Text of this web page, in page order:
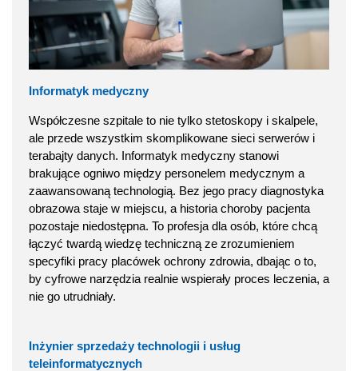
Informatyk medyczny
Współczesne szpitale to nie tylko stetoskopy i skalpele,
ale przede wszystkim skomplikowane sieci serwerów i
terabajty danych. Informatyk medyczny stanowi
brakujące ogniwo między personelem medycznym a
zaawansowaną technologią. Bez jego pracy diagnostyka
obrazowa staje w miejscu, a historia choroby pacjenta
pozostaje niedostępna. To profesja dla osób, które chcą
łączyć twardą wiedzę techniczną ze zrozumieniem
specyfiki pracy placówek ochrony zdrowia, dbając o to,
by cyfrowe narzędzia realnie wspierały proces leczenia, a
nie go utrudniały.
Inżynier sprzedaży technologii i usług
teleinformatycznych